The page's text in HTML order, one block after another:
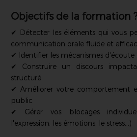
Objectifs de la formation ?
✔ Détecter les éléments qui vous
communication orale fluide et
✔ Identifier les mécanismes
✔ Construire un discours
structuré
✔ Améliorer votre comportement
public
✔ Gérer vos blocages
l'expression, les émotions, le stress...)